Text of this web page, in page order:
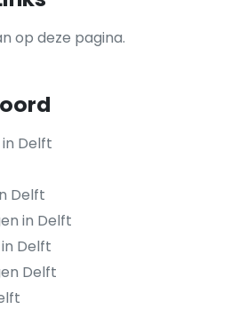
op deze pagina.
Delft
Delft
in Delft
Delft
Delft